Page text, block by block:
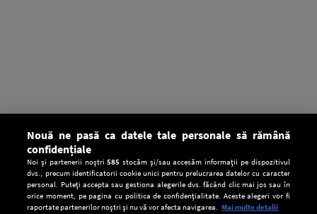
Nouă ne pasă ca datele tale personale să rămână
confidențiale
Noi și partenerii noștri585 stocăm și/sau accesăm informații pe dispozitivul
dvs., precum identificatorii cookie unici pentru prelucrarea datelor cu caracter
personal. Puteți accepta sau gestiona alegerile dvs. făcând clic mai jos sau în
orice moment, pe pagina cu politica de confidențialitate. Aceste alegeri vor fi
raportate partenerilor noștri și nu vă vor afecta navigarea. Mai multe detalii